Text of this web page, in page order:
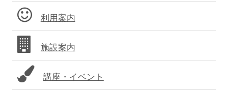
ド
バ
ー
利用案内
施設案内
講座・イベント